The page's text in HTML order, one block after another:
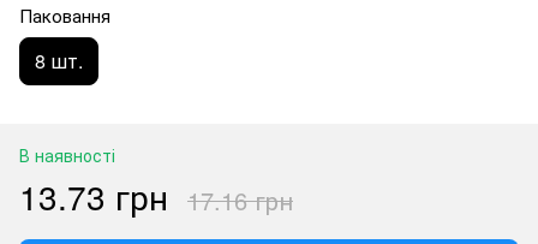
Паковання
8 шт.
В наявності
13.73 грн 17.16 грн